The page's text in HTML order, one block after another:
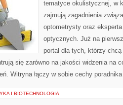
tematyce okulistycznej, w
zajmują zagadnienia
optometrysty oraz
optycznych. Już na
portal dla tych, którzy
się zarówno na jakości widzenia na
Witryna łączy w sobie cechy
I BIOTECHNOLOGIA